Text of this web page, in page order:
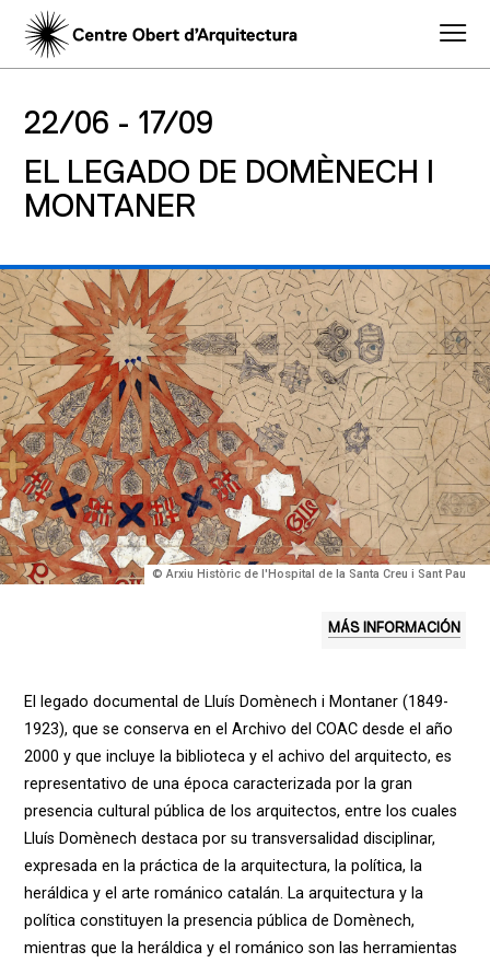
22/06 - 17/09
EL LEGADO DE DOMÈNECH I
MONTANER
© Arxiu Històric de l'Hospital de la Santa Creu i Sant Pau
MÁS INFORMACIÓN
El legado documental de Lluís Domènech i Montaner (1849-
1923), que se conserva en el Archivo del COAC desde el año
2000 y que incluye la biblioteca y el achivo del arquitecto, es
representativo de una época caracterizada por la gran
presencia cultural pública de los arquitectos, entre los cuales
Lluís Domènech destaca por su transversalidad disciplinar,
expresada en la práctica de la arquitectura, la política, la
heráldica y el arte románico catalán. La arquitectura y la
política constituyen la presencia pública de Domènech,
mientras que la heráldica y el románico son las herramientas